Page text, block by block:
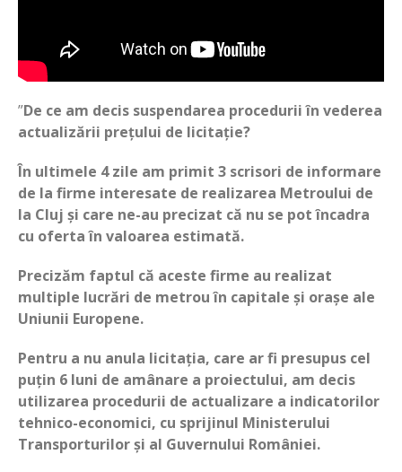
”De ce am decis suspendarea procedurii în vederea
actualizării prețului de licitație?
În ultimele 4 zile am primit 3 scrisori de informare
de la firme interesate de realizarea Metroului de
la Cluj și care ne-au precizat că nu se pot încadra
cu oferta în valoarea estimată.
Precizăm faptul că aceste firme au realizat
multiple lucrări de metrou în capitale și orașe ale
Uniunii Europene.
Pentru a nu anula licitația, care ar fi presupus cel
puțin 6 luni de amânare a proiectului, am decis
utilizarea procedurii de actualizare a indicatorilor
tehnico-economici, cu sprijinul Ministerului
Transporturilor și al Guvernului României.